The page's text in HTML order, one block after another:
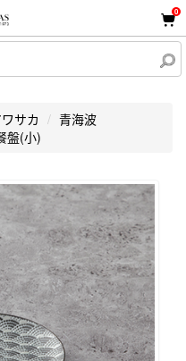
0
サカ
青海波
盤(小)